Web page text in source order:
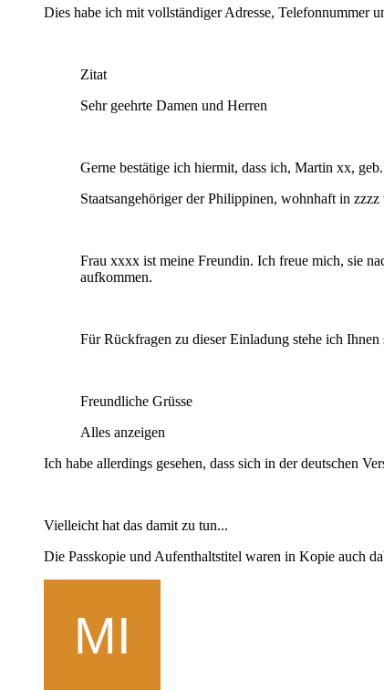
Dies habe ich mit vollständiger Adresse, Telefonnummer
Zitat
Sehr geehrte Damen und Herren
Gerne bestätige ich hiermit, dass ich, Martin xx,
Staatsangehöriger der Philippinen, wohnhaft in
Frau xxxx ist meine Freundin. Ich freue mich, sie
aufkommen.
Für Rückfragen zu dieser Einladung stehe ich
Freundliche Grüsse
Alles anzeigen
Ich habe allerdings gesehen, dass sich in der deutschen
Vielleicht hat das damit zu tun...
Die Passkopie und Aufenthaltstitel waren in Kopie auch